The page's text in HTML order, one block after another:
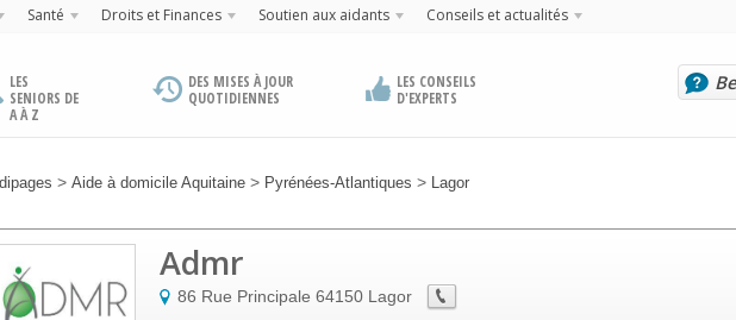
Santé Droits et Finances Soutien aux aidants Conseils et actualités
LES
SENIORS DE
A À Z
DES MISES À JOUR
QUOTIDIENNES
LES CONSEILS
D'EXPERTS
> Aide à domicile Aquitaine > Pyrénées-Atlantiques > Lagor
Admr
86 Rue Principale 64150 Lagor